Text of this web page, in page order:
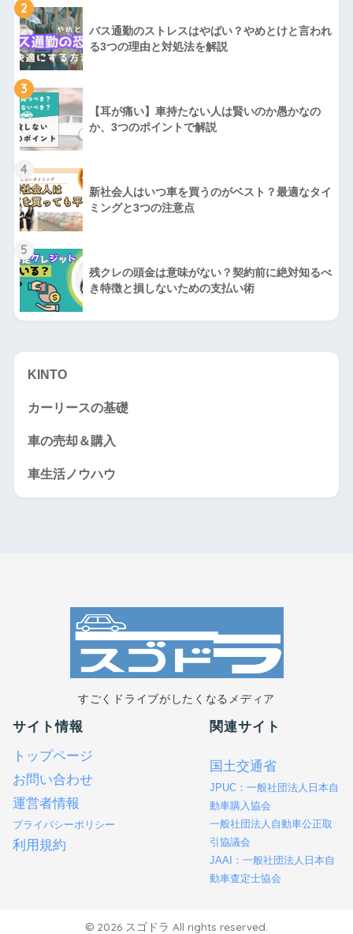
2
バス通勤のストレスはやばい？やめとけと言われ
る3つの理由と対処法を解説
3
【耳が痛い】車持たない人は賢いのか愚かなの
か、3つのポイントで解説
4
新社会人はいつ車を買うのがベスト？最適なタイ
ミングと3つの注意点
5
残クレの頭金は意味がない？契約前に絶対知るべ
き特徴と損しないための支払い術
KINTO
カーリースの基礎
車の売却＆購入
車生活ノウハウ
すごくドライブがしたくなるメディア
サイト情報
トップページ
お問い合わせ
運営者情報
プライバシーポリシー
利用規約
関連サイト
国土交通省
JPUC：一般社団法人日本自
動車購入協会
一般社団法人自動車公正取
引協議会
JAAI：一般社団法人日本自
動車査定士協会
© 2026 スゴドラ All rights reserved.